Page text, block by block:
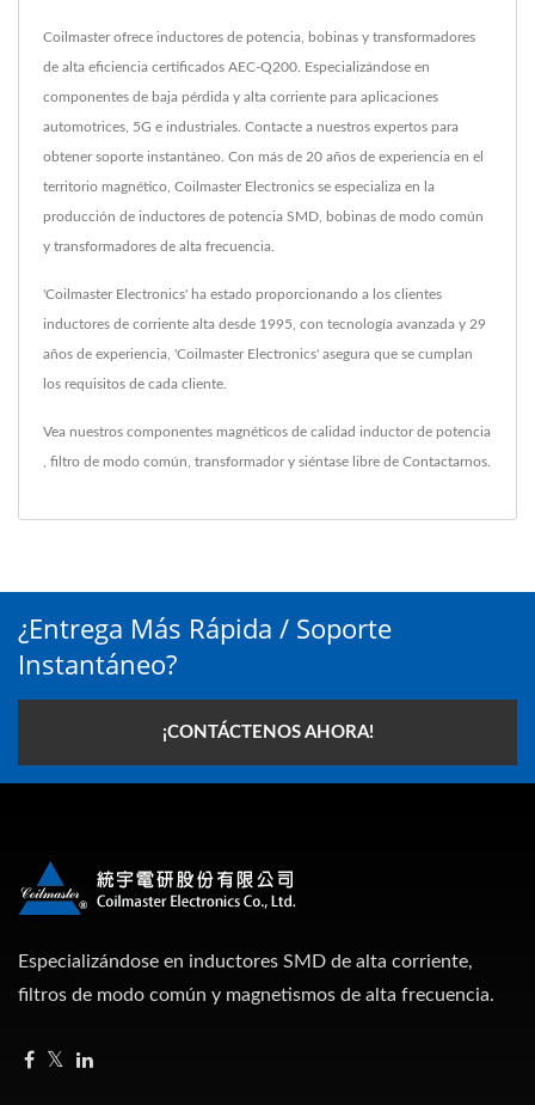
Coilmaster ofrece inductores de potencia, bobinas y transformadores
de alta eficiencia certificados AEC-Q200. Especializándose en
componentes de baja pérdida y alta corriente para aplicaciones
automotrices, 5G e industriales. Contacte a nuestros expertos para
obtener soporte instantáneo. Con más de 20 años de experiencia en el
territorio magnético, Coilmaster Electronics se especializa en la
producción de inductores de potencia SMD, bobinas de modo común
y transformadores de alta frecuencia.
'Coilmaster Electronics' ha estado proporcionando a los clientes
inductores de corriente alta desde 1995, con tecnología avanzada y 29
años de experiencia, 'Coilmaster Electronics' asegura que se cumplan
los requisitos de cada cliente.
Vea nuestros componentes magnéticos de calidad inductor de potencia
filtro de modo común transformadory siéntase libre de Contactarnos
¿Entrega Más Rápida / Soporte
Instantáneo?
¡CONTÁCTENOS AHORA!
Especializándose en inductores SMD de alta corriente,
filtros de modo común y magnetismos de alta frecuencia.